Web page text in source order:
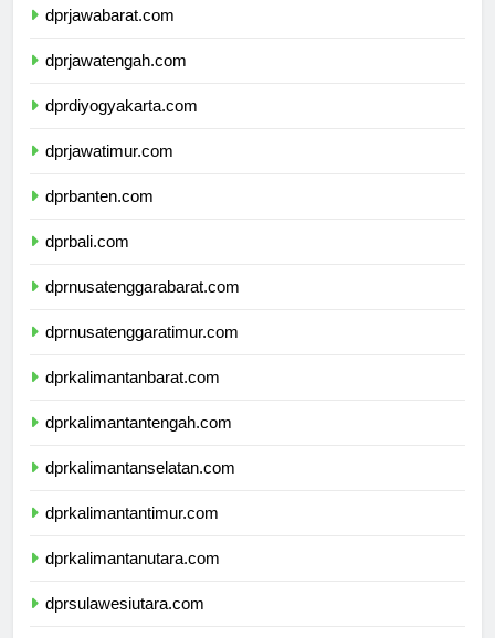
dprjawabarat.com
dprjawatengah.com
dprdiyogyakarta.com
dprjawatimur.com
dprbanten.com
dprbali.com
dprnusatenggarabarat.com
dprnusatenggaratimur.com
dprkalimantanbarat.com
dprkalimantantengah.com
dprkalimantanselatan.com
dprkalimantantimur.com
dprkalimantanutara.com
dprsulawesiutara.com